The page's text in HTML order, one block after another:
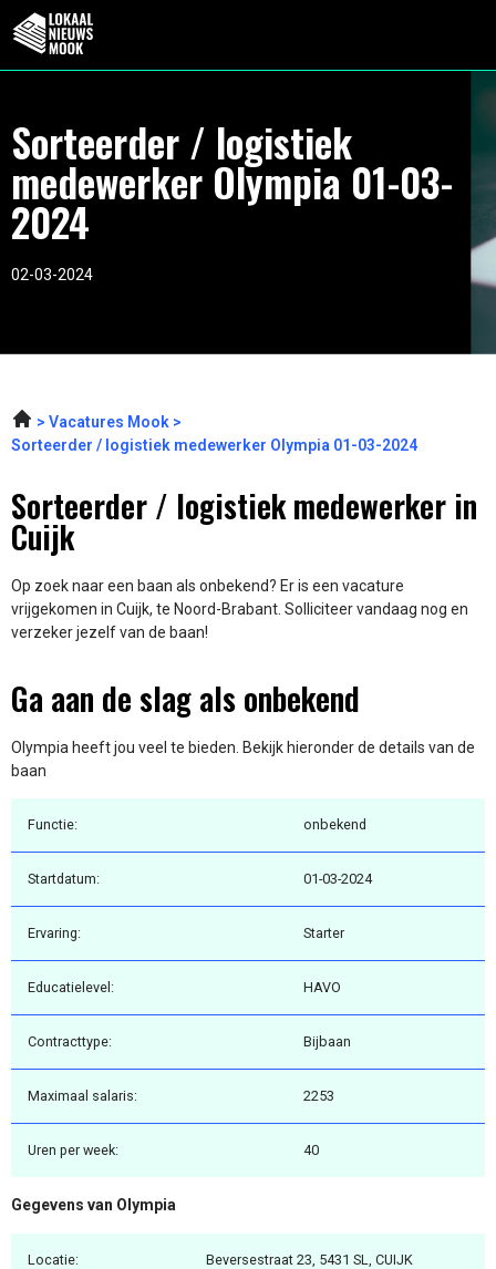
Sorteerder / logistiek
medewerker Olympia 01-03-
2024
02-03-2024
Vacatures Mook
Sorteerder / logistiek medewerker Olympia 01-03-2024
Sorteerder / logistiek medewerker in
Cuijk
Op zoek naar een baan als onbekend? Er is een vacature
vrijgekomen in Cuijk, te Noord-Brabant. Solliciteer vandaag nog en
verzeker jezelf van de baan!
Ga aan de slag als onbekend
Olympia heeft jou veel te bieden. Bekijk hieronder de details van de
baan
Functie: onbekend
Startdatum: 01-03-2024
Ervaring: Starter
Educatielevel: HAVO
Contracttype: Bijbaan
Maximaal salaris: 2253
Uren per week: 40
Gegevens van Olympia
Locatie: Beversestraat 23, 5431 SL, CUIJK